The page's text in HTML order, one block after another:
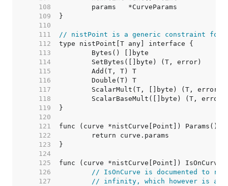
   108
   109
   110
   111
// nistPoint is a generic constraint for
   112
   113
   114
   115
   116
   117
   118
   119
   120
   121
   122
   123
   124
   125
   126
// IsOnCurve is documented to
   127
// infinity, which however is